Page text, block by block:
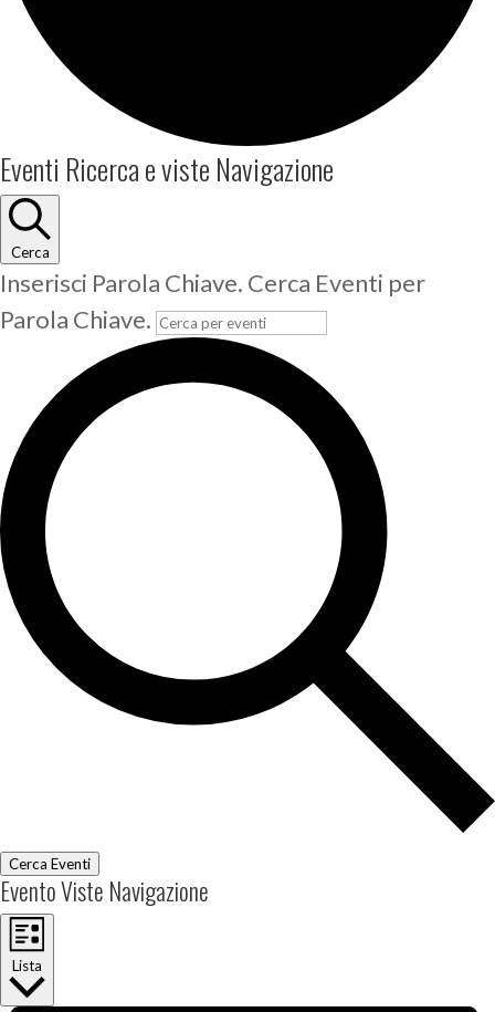
Eventi
Eventi Ricerca e viste Navigazione
Cerca
Inserisci Parola Chiave. Cerca Eventi per
Parola Chiave.
Cerca Eventi
Evento Viste Navigazione
Lista